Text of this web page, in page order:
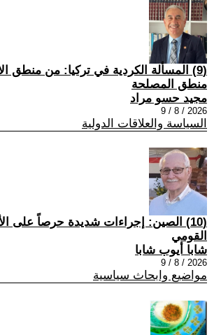
(9) المسألة الكردية في تركيا: من منطق
منطق المصلحة
مجيد حسو مراد
2026 / 8 / 9
السياسة والعلاقات الدولية
(10) الصين: إجراءات شديدة حرصاً على
القومي
شابا أيوب شابا
2026 / 8 / 9
مواضيع وابحاث سياسية